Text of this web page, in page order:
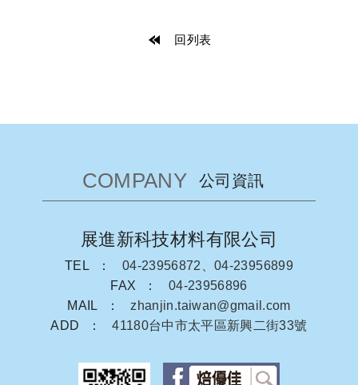
回列表
COMPANY 公司資訊
展進新科技材料有限公司
TEL
04-23956872、04-23956899
FAX
04-23956896
MAIL
zhanjin.taiwan@gmail.com
ADD
41180台中市太平區新興二街33號